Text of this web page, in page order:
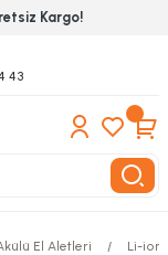
Kargo!
43
El Aletleri Li-ion